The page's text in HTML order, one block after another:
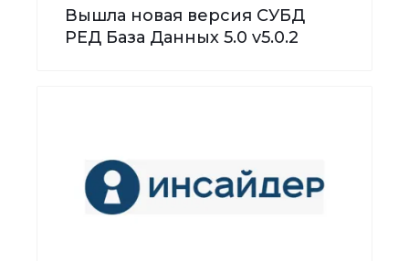
Вышла новая версия СУБД
РЕД База Данных 5.0 v5.0.2